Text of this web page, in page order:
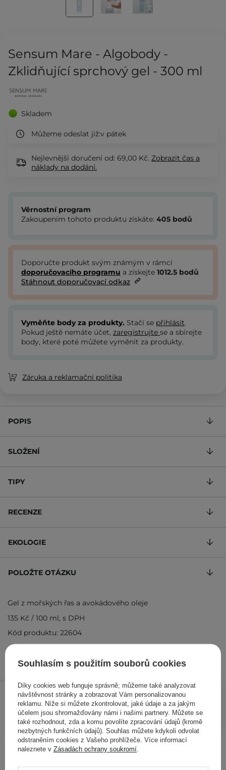
Sensum Mare - Algobody -
Zklidňující sprchový gel - 300 ml
Skladem
Můžeme odeslat již:v pátek
Nejlevnější doručení od: 69,00 Kč. Zobrazit čas a
náklady na dodání.
405 Kč / ks
PŘIDAT DO KOŠÍKU
Věrnostní program
Zakoupením tohoto produktu získáte: 405 bodů
Doporučte produkt svým známým v rámci
doporučovacího programu a získejte 1012.5 bodů
Stáhnout doporučovací odkaz
Vyměňte body za produkty. Stačí se přihlásit.
Pokud ještě nemáte účet, zaregistrujte se a sbírejte
body, které poté můžete vyměnit za produkty.
Záruka a reklamační politika
POPIS
SLOŽENÍ
TIPY
RECENZE
EKOLOGIE
POLOŽTE OTÁZKU
Gel z mořských řas a avokádového oleje
135 Kč / 100 ml, s DPH
Kód produktu: 22604
Ostatní zákazníci si prohlédli
Souhlasím s použitím souborů cookies
Díky cookies web funguje správně; můžeme také analyzovat
návštěvnost stránky a zobrazovat Vám personalizovanou
reklamu. Níže si můžete zkontrolovat, jaké údaje a za jakým
účelem jsou shromažďovány námi i našimi partnery. Můžete se
také rozhodnout, zda a komu povolíte zpracování údajů (kromě
nezbytných funkčních údajů). Souhlas můžete kdykoli odvolat
odstraněním cookies z Vašeho prohlížeče. Více informací
naleznete v Zásadách ochrany soukromí.